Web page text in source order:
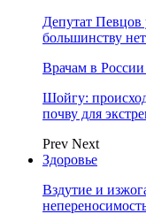
Депутат Певцов
большинству
Врачам в
Шойгу:
почву для
Prev Next
Здоровье
Вздутие и